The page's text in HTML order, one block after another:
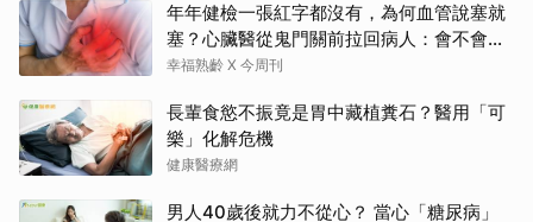
年年健檢一張紅字都沒有，為何血管說塞就
塞？心臟醫從鬼門關前拉回病人：會不會心
梗要看對數字
幸福熟齡 X 今周刊
長輩食慾不振竟是胃中藏植糞石？醫用「可
樂」化解危機
健康醫療網
男人40歲後就力不從心？ 當心「糖尿病」